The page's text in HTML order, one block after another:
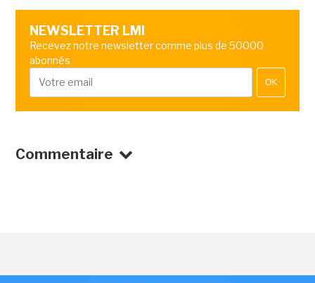
NEWSLETTER LMI
Recevez notre newsletter comme plus de 50000
abonnés
OK
Commentaire